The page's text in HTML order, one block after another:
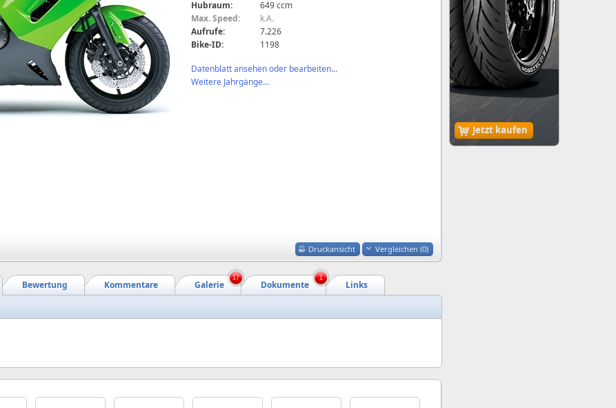
Jetzt kaufen
Hubraum:
649 ccm
Max. Speed:
k.A.
Aufrufe:
7.226
Bike-ID:
1198
Datenblatt ansehen oder bearbeiten...
Weitere Jahrgänge...
Druckansicht Vergleichen (0)
Links
Dokumente
Galerie
Kommentare
Bewertung
17 1